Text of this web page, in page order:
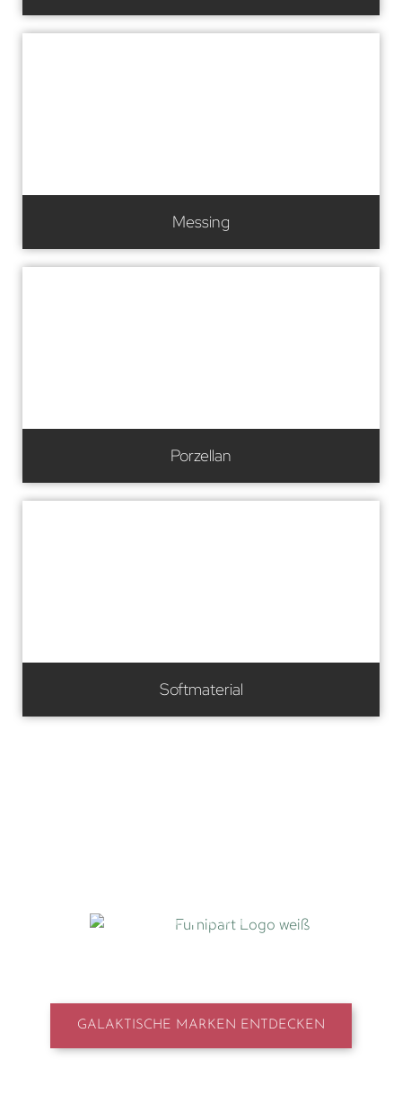
Messing
Porzellan
Softmaterial
GALAKTISCHE MARKEN ENTDECKEN